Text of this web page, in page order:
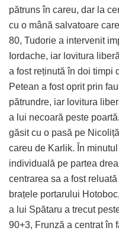
pătruns în careu, dar la
cu o mână salvatoare
80, Tudorie a intervenit
Iordache, iar lovitura
a fost reținută în doi timpi
Petean a fost oprit prin
pătrundre, iar lovitura
a lui necoară peste
găsit cu o pasă pe
careu de Karlik. În
individuală pe partea
centrarea sa a fost
brațele portarului
a lui Spătaru a trecut
90+3, Frunză a centrat în